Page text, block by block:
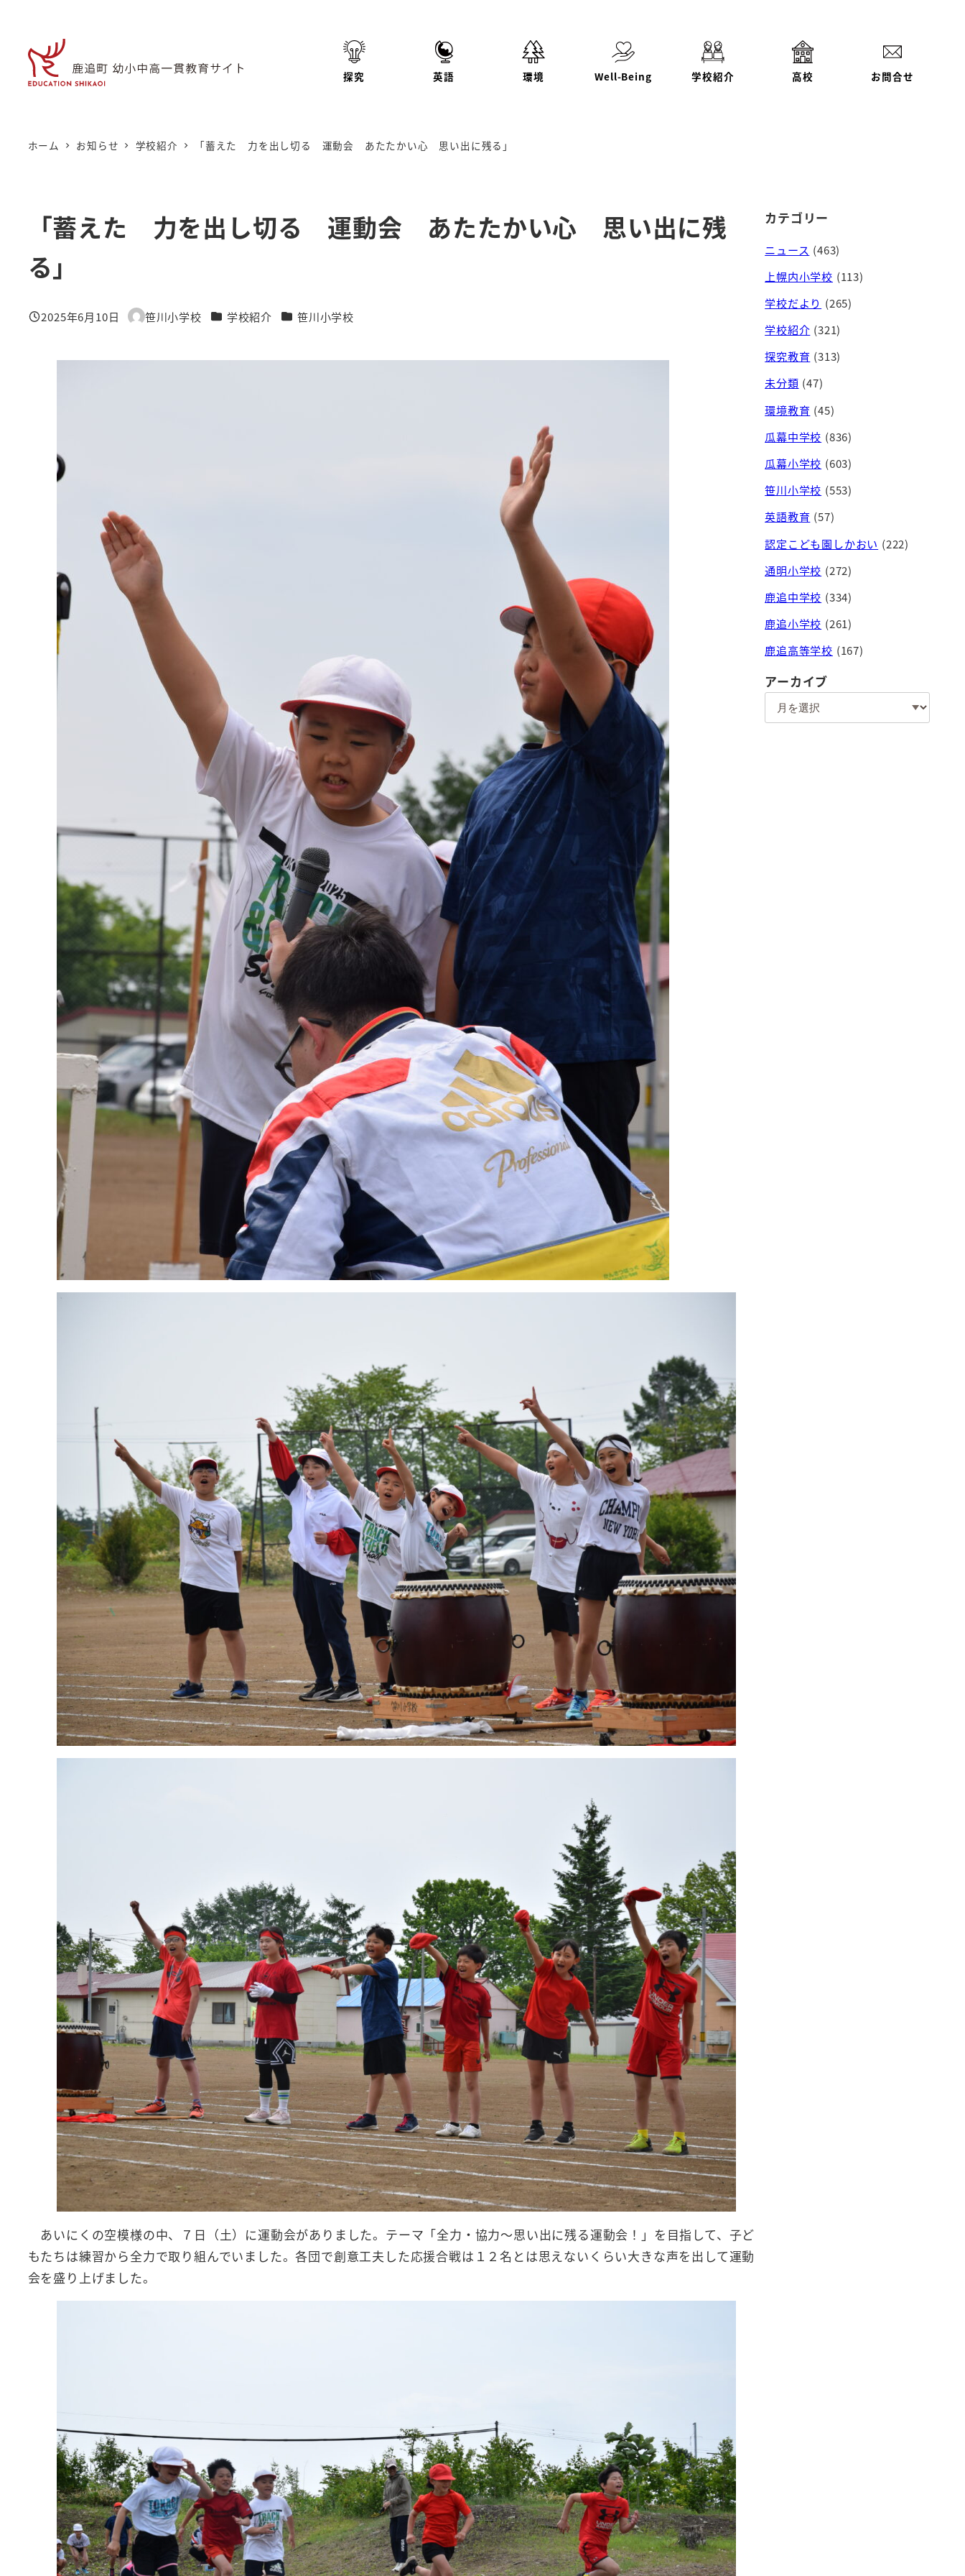
探究 英語 環境 Well-Being 学校紹介 高校 お問合せ
ホーム お知らせ 学校紹介 「蓄えた 力を出し切る 運動会 あたたかい心 思い出に残る」
「蓄えた 力を出し切る 運動会 あたたかい心 思い出に残
る」
投稿日
2025年6月10日
著
笹川小学校 カテゴリー
学校紹介 カテゴリー
笹川小学校
あいにくの空模様の中、７日（土）に運動会がありました。テーマ「全力・協力～思い出に残る運動会！」を目指して、子ど
もたちは練習から全力で取り組んでいました。各団で創意工夫した応援合戦は１２名とは思えないくらい大きな声を出して運動
会を盛り上げました。
カテゴリー
ニュース (463)
上幌内小学校 (113)
学校だより (265)
学校紹介 (321)
探究教育 (313)
未分類 (47)
環境教育 (45)
瓜幕中学校 (836)
瓜幕小学校 (603)
笹川小学校 (553)
英語教育 (57)
認定こども園しかおい (222)
通明小学校 (272)
鹿追中学校 (334)
鹿追小学校 (261)
鹿追高等学校 (167)
アーカイブ